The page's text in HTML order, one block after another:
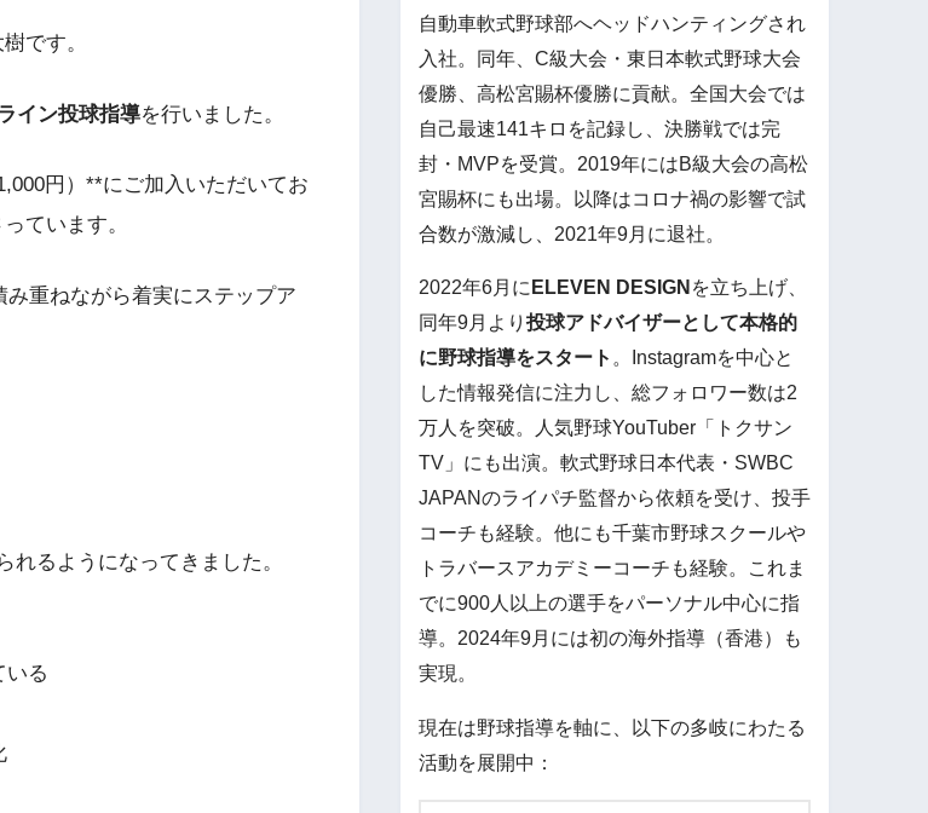
です。
イン投球指導を行いました。
円）**にご加入いただいてお
ています。
重ねながら着実にステップア
るようになってきました。
いる
自動車軟式野球部へヘッドハンティングされ
入社。同年、C級大会・東日本軟式野球大会
優勝、高松宮賜杯優勝に貢献。全国大会では
自己最速141キロを記録し、決勝戦では完
封・MVPを受賞。2019年にはB級大会の高松
宮賜杯にも出場。以降はコロナ禍の影響で試
合数が激減し、2021年9月に退社。
2022年6月に ELEVEN DESIGN を立ち上げ、
同年9月より 投球アドバイザーとして本格的
に野球指導をスタート 。Instagramを中心と
した情報発信に注力し、総フォロワー数は2
万人を突破。人気野球YouTuber「トクサン
TV」にも出演。軟式野球日本代表・SWBC
JAPANのライパチ監督から依頼を受け、投手
コーチも経験。他にも千葉市野球スクールや
トラバースアカデミーコーチも経験。これま
でに900人以上の選手をパーソナル中心に指
導。2024年9月には初の海外指導（香港）も
実現。
現在は野球指導を軸に、以下の多岐にわたる
活動を展開中：